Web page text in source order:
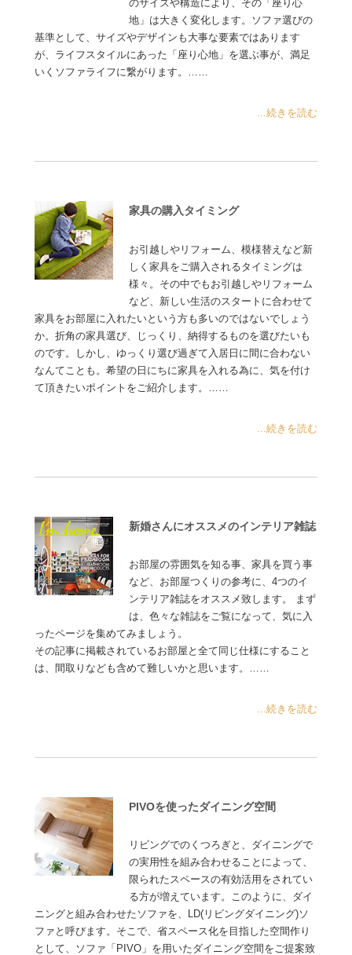
のサイズや構造により、その「座り心
地」は大きく変化します。ソファ選びの
基準として、サイズやデザインも大事な要素ではあります
が、ライフスタイルにあった「座り心地」を選ぶ事が、満足
いくソファライフに繋がります。……
...続きを読む
家具の購入タイミング
お引越しやリフォーム、模様替えなど新
しく家具をご購入されるタイミングは
様々。その中でもお引越しやリフォーム
など、新しい生活のスタートに合わせて
家具をお部屋に入れたいという方も多いのではないでしょう
か。折角の家具選び、じっくり、納得するものを選びたいも
のです。しかし、ゆっくり選び過ぎて入居日に間に合わない
なんてことも。希望の日にちに家具を入れる為に、気を付け
て頂きたいポイントをご紹介します。……
...続きを読む
新婚さんにオススメのインテリア雑誌
お部屋の雰囲気を知る事、家具を買う事
など、お部屋つくりの参考に、4つのイ
ンテリア雑誌をオススメ致します。 まず
は、色々な雑誌をご覧になって、気に入
ったページを集めてみましょう。
その記事に掲載されているお部屋と全て同じ仕様にすること
は、間取りなども含めて難しいかと思います。……
...続きを読む
PIVOを使ったダイニング空間
リビングでのくつろぎと、ダイニングで
の実用性を組み合わせることによって、
限られたスペースの有効活用をされてい
る方が増えています。このように、ダイ
ニングと組み合わせたソファを、LD(リビングダイニング)ソ
ファと呼びます。そこで、省スペース化を目指した空間作り
として、ソファ「PIVO」を用いたダイニング空間をご提案致